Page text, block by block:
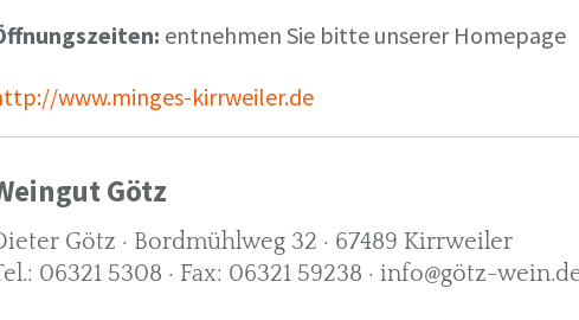
entnehmen Sie bitte unserer Homepage
www.minges-kirrweiler.de
Götz
Götz · Bordmühlweg 32 · 67489 Kirrweiler
06321 5308 · Fax: 06321 59238 · info@götz-